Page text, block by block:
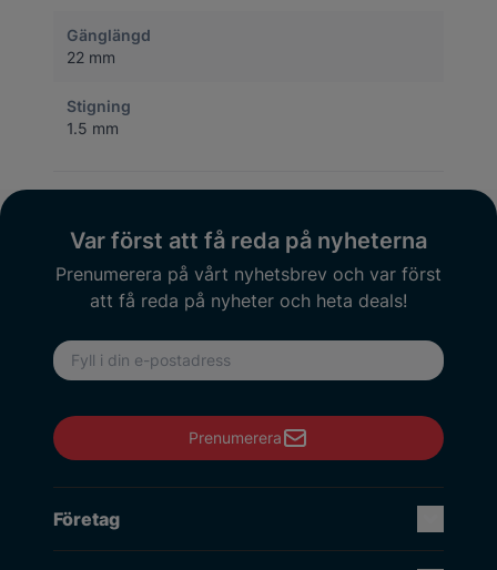
Gänglängd
22 mm
Stigning
1.5 mm
Var först att få reda på nyheterna
Prenumerera på vårt nyhetsbrev och var först
att få reda på nyheter och heta deals!
E-postadress
Prenumerera
Företag